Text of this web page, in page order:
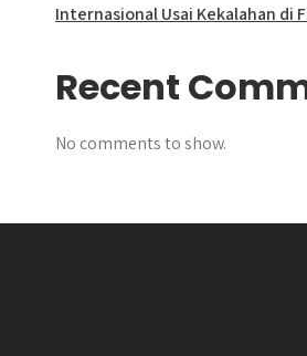
Internasional Usai Kekalahan di
Recent
No comments to show.